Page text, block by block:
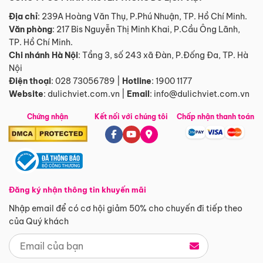
Địa chỉ: 239A Hoàng Văn Thụ, P.Phú Nhuận, TP. Hồ Chí Minh.
Văn phòng: 217 Bis Nguyễn Thị Minh Khai, P.Cầu Ông Lãnh,
TP. Hồ Chí Minh.
Chi nhánh Hà Nội: Tầng 3, số 243 xã Đàn, P.Đống Đa, TP. Hà
Nội
Điện thoại: 028 73056789 Hotline: 1900 1177
Website: dulichviet.com.vn Email: info@dulichviet.com.vn
Chứng nhận
Đăng ký nhận thông tin khuyến mãi
Nhập email để có cơ hội giảm 50% cho chuyến đi tiếp theo
của Quý khách
Kết nối với chúng tôi Chấp nhận thanh toán